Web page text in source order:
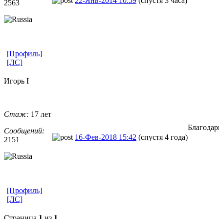
2563
[Профиль]
[ЛС]
Игорь I
Стаж: 17 лет
Сообщений:
2151
16-Фев-2018 15:42 (спустя 4 года)
[Профиль]
[ЛС]